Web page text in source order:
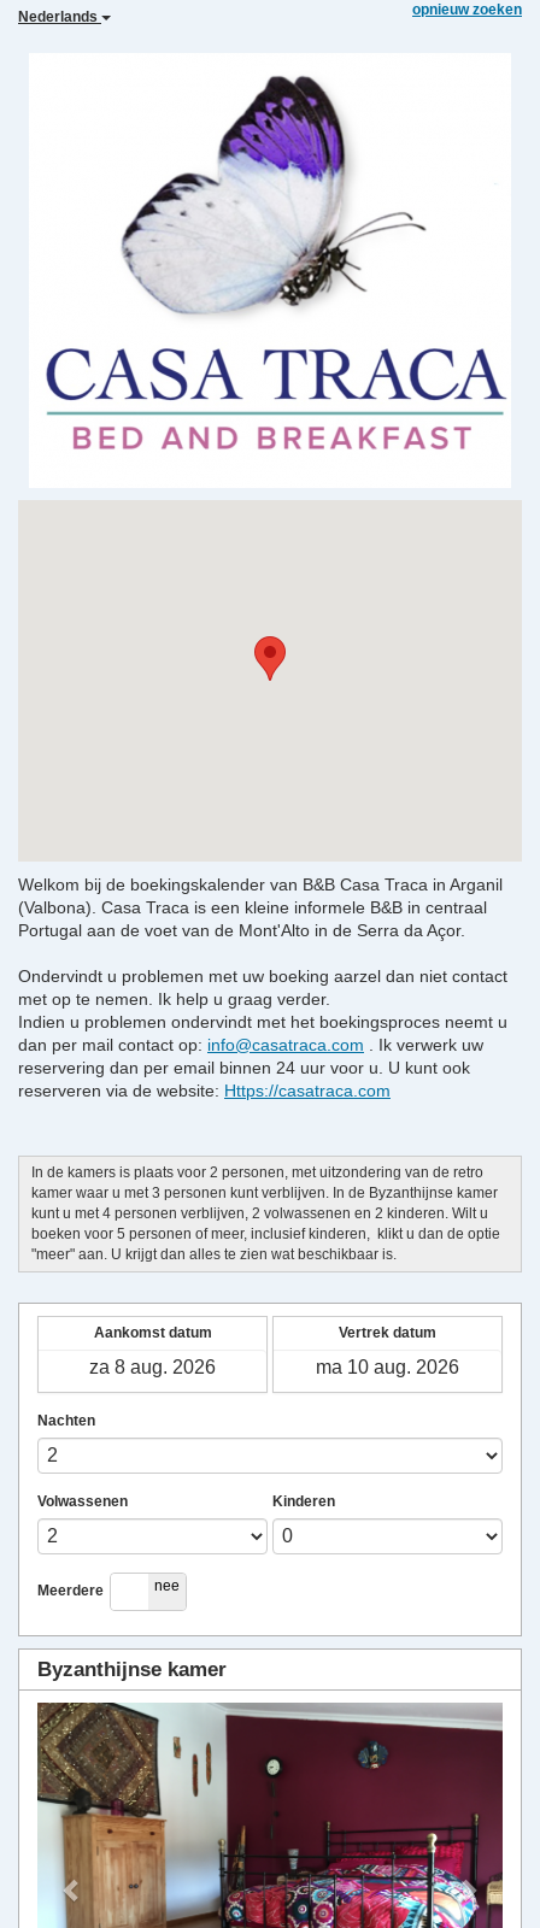
Nederlands opnieuw zoeken
Welkom bij de boekingskalender van B&B Casa Traca in Arganil
(Valbona). Casa Traca is een kleine informele B&B in centraal
Portugal aan de voet van de Mont'Alto in de Serra da Açor.
Ondervindt u problemen met uw boeking aarzel dan niet contact
met op te nemen. Ik help u graag verder.
Indien u problemen ondervindt met het boekingsproces neemt u
dan per mail contact op: info@casatraca.com . Ik verwerk uw
reservering dan per email binnen 24 uur voor u. U kunt ook
reserveren via de website: Https://casatraca.com
In de kamers is plaats voor 2 personen, met uitzondering van de retro
kamer waar u met 3 personen kunt verblijven. In de Byzanthijnse kamer
kunt u met 4 personen verblijven, 2 volwassenen en 2 kinderen. Wilt u
boeken voor 5 personen of meer, inclusief kinderen, klikt u dan de optie
"meer" aan. U krijgt dan alles te zien wat beschikbaar is.
Aankomst datum Vertrek datum
Nachten
Volwassenen Kinderen
Meerdere
ja nee
Byzanthijnse kamer
Previous Next